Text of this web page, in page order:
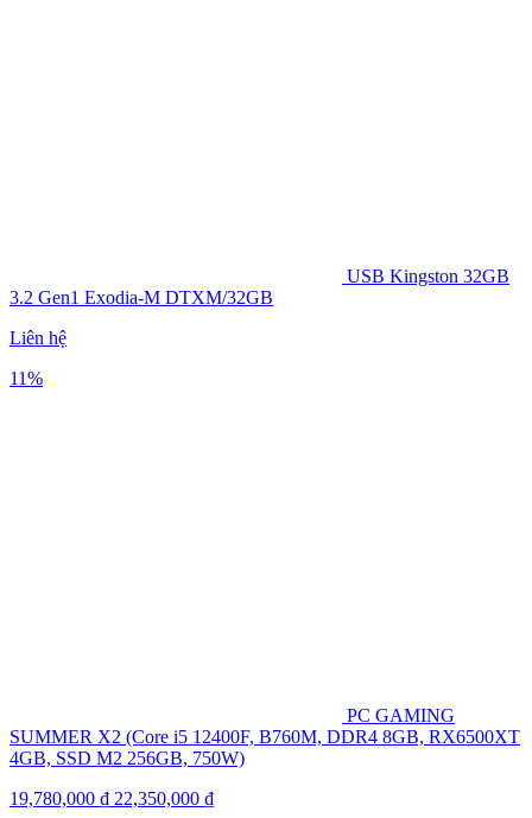
USB Kingston 32GB
3.2 Gen1 Exodia-M DTXM/32GB
Liên hệ
11%
PC GAMING
SUMMER X2 (Core i5 12400F, B760M, DDR4 8GB, RX6500XT
4GB, SSD M2 256GB, 750W)
19,780,000 ₫ 22,350,000 ₫